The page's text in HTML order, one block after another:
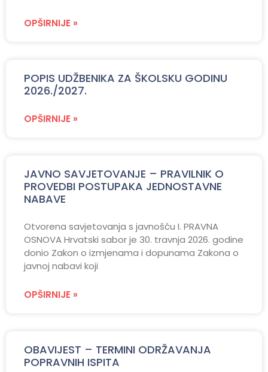
OPŠIRNIJE »
POPIS UDŽBENIKA ZA ŠKOLSKU GODINU
2026./2027.
OPŠIRNIJE »
JAVNO SAVJETOVANJE – PRAVILNIK O
PROVEDBI POSTUPAKA JEDNOSTAVNE
NABAVE
Otvorena savjetovanja s javnošću I. PRAVNA
OSNOVA Hrvatski sabor je 30. travnja 2026. godine
donio Zakon o izmjenama i dopunama Zakona o
javnoj nabavi koji
OPŠIRNIJE »
OBAVIJEST – TERMINI ODRŽAVANJA
POPRAVNIH ISPITA